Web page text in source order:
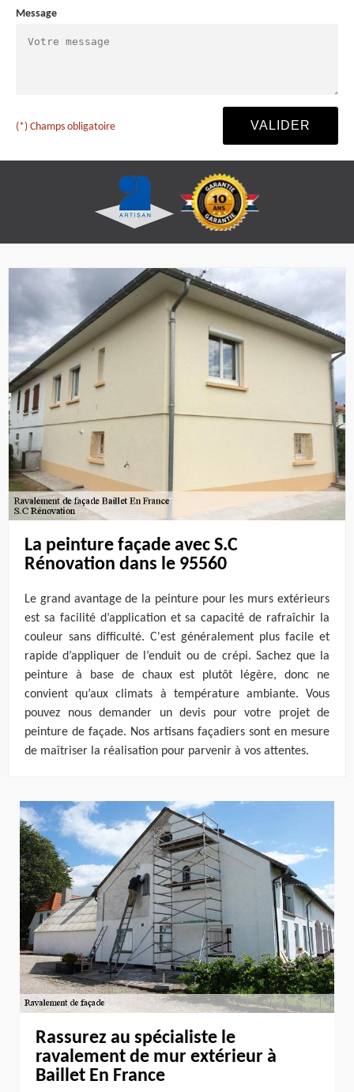
Message
(*) Champs obligatoire
La peinture façade avec S.C
Rénovation dans le 95560
Le grand avantage de la peinture pour les murs extérieurs
est sa facilité d’application et sa capacité de rafraîchir la
couleur sans difficulté. C'est généralement plus facile et
rapide d’appliquer de l’enduit ou de crépi. Sachez que la
peinture à base de chaux est plutôt légère, donc ne
convient qu’aux climats à température ambiante. Vous
pouvez nous demander un devis pour votre projet de
peinture de façade. Nos artisans façadiers sont en mesure
de maîtriser la réalisation pour parvenir à vos attentes.
Rassurez au spécialiste le
ravalement de mur extérieur à
Baillet En France